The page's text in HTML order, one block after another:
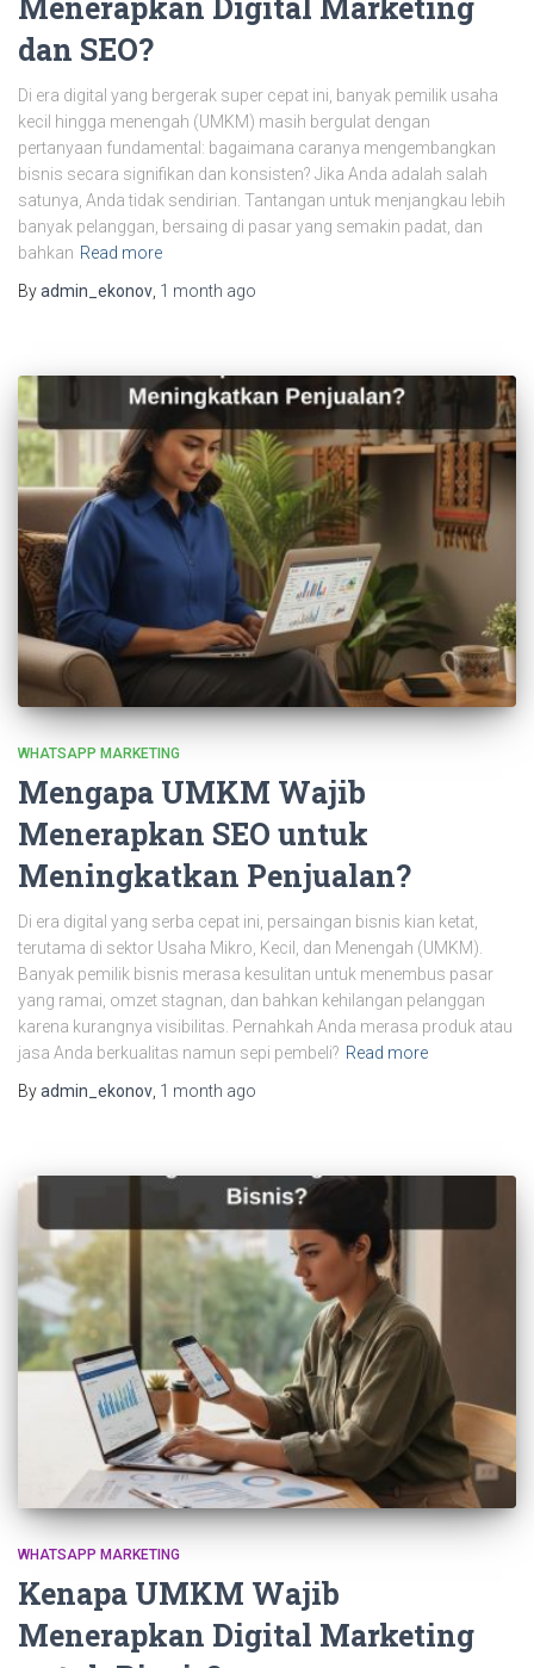
dan SEO?
Di era digital yang bergerak super cepat ini, banyak pemilik usaha
kecil hingga menengah (UMKM) masih bergulat dengan
pertanyaan fundamental: bagaimana caranya mengembangkan
bisnis secara signifikan dan konsisten? Jika Anda adalah salah
satunya, Anda tidak sendirian. Tantangan untuk menjangkau lebih
banyak pelanggan, bersaing di pasar yang semakin padat, dan
bahkan Read more
Byadmin_ekonov 1 month ago
WHATSAPP MARKETING
Mengapa UMKM Wajib
Menerapkan SEO untuk
Meningkatkan Penjualan?
Di era digital yang serba cepat ini, persaingan bisnis kian ketat,
terutama di sektor Usaha Mikro, Kecil, dan Menengah (UMKM).
Banyak pemilik bisnis merasa kesulitan untuk menembus pasar
yang ramai, omzet stagnan, dan bahkan kehilangan pelanggan
karena kurangnya visibilitas. Pernahkah Anda merasa produk atau
jasa Anda berkualitas namun sepi pembeli? Read more
Byadmin_ekonov, 1 month ago
WHATSAPP MARKETING
Kenapa UMKM Wajib
Menerapkan Digital Marketing